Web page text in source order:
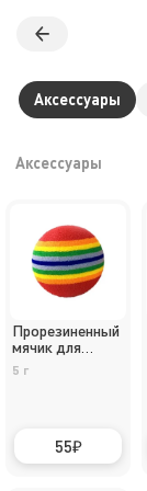
Аксессуары
Аксессуары
Прорезиненный
мячик для
кошек и собак
42 мм
5 г
55